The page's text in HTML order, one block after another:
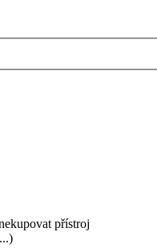
přístroj